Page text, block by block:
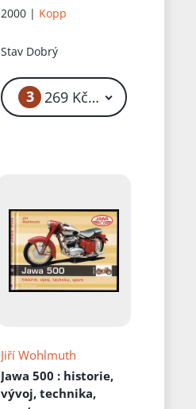
2000 | Kopp
Stav Dobrý
3 269 Kč – 299 Kč
Jiří Wohlmuth
Jawa 500 : historie,
vývoj, technika,